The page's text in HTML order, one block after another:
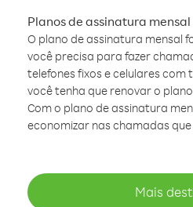
Planos de assinatura mensal
O plano de assinatura mensal
você precisa para fazer
telefones fixos e celulares com
você tenha que renovar o
Com o plano de assinatura
economizar nas chamadas
Mais